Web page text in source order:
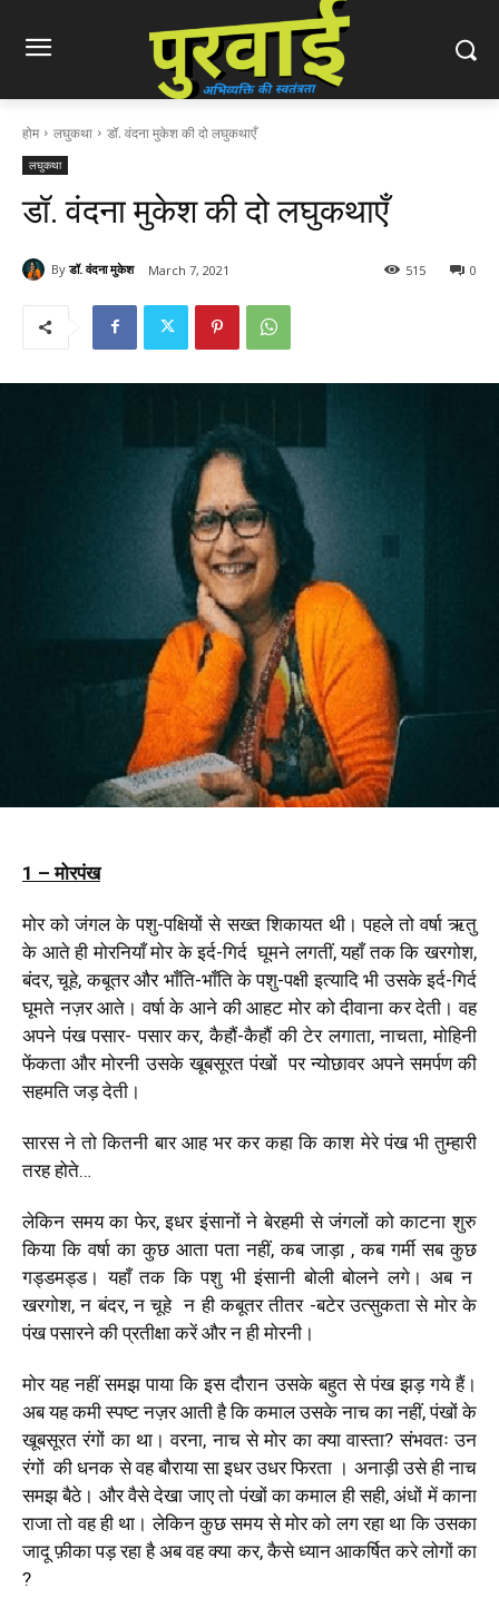
होम लघुकथा डॉ. वंदना मुकेश की दो लघुकथाएँ
लघुकथा
डॉ. वंदना मुकेश की दो लघुकथाएँ
By डॉ. वंदना मुकेश March 7, 2021 0
515
1 – मोरपंख
मोर को जंगल के पशु-पक्षियों से सख्त शिकायत थी। पहले तो वर्षा ऋतु
के आते ही मोरनियाँ मोर के इर्द-गिर्द घूमने लगतीं, यहाँ तक कि खरगोश,
बंदर, चूहे, कबूतर और भाँति-भाँति के पशु-पक्षी इत्यादि भी उसके इर्द-गिर्द
घूमते नज़र आते। वर्षा के आने की आहट मोर को दीवाना कर देती। वह
अपने पंख पसार- पसार कर, कैहौं-कैहौं की टेर लगाता, नाचता, मोहिनी
फेंकता और मोरनी उसके खूबसूरत पंखों पर न्योछावर अपने समर्पण की
सहमति जड़ देती।
सारस ने तो कितनी बार आह भर कर कहा कि काश मेरे पंख भी तुम्हारी
तरह होते…
लेकिन समय का फेर, इधर इंसानों ने बेरहमी से जंगलों को काटना शुरु
किया कि वर्षा का कुछ आता पता नहीं, कब जाड़ा , कब गर्मी सब कुछ
गड्डमड्ड। यहाँ तक कि पशु भी इंसानी बोली बोलने लगे। अब न
खरगोश, न बंदर, न चूहे न ही कबूतर तीतर -बटेर उत्सुकता से मोर के
पंख पसारने की प्रतीक्षा करें और न ही मोरनी।
मोर यह नहीं समझ पाया कि इस दौरान उसके बहुत से पंख झड़ गये हैं।
अब यह कमी स्पष्ट नज़र आती है कि कमाल उसके नाच का नहीं, पंखों के
खूबसूरत रंगों का था। वरना, नाच से मोर का क्या वास्ता? संभवतः उन
रंगों की धनक से वह बौराया सा इधर उधर फिरता । अनाड़ी उसे ही नाच
समझ बैठे। और वैसे देखा जाए तो पंखों का कमाल ही सही, अंधों में काना
राजा तो वह ही था। लेकिन कुछ समय से मोर को लग रहा था कि उसका
जादू फ़ीका पड़ रहा है अब वह क्या कर, कैसे ध्यान आकर्षित करे लोगों का
?